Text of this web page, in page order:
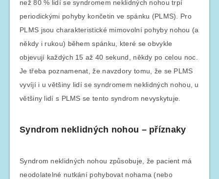
než 80 % lidí se syndromem neklidných nohou trpí
periodickými pohyby končetin ve spánku (PLMS). Pro
PLMS jsou charakteristické mimovolní pohyby nohou (a
někdy i rukou) během spánku, které se obvykle
objevují každých 15 až 40 sekund, někdy po celou noc.
Je třeba poznamenat, že navzdory tomu, že se PLMS
vyvíjí i u většiny lidí se syndromem neklidných nohou, u
většiny lidí s PLMS se tento syndrom nevyskytuje.
Syndrom neklidných nohou – příznaky
Syndrom neklidných nohou způsobuje, že pacient má
neodolatelné nutkání pohybovat nohama (nebo